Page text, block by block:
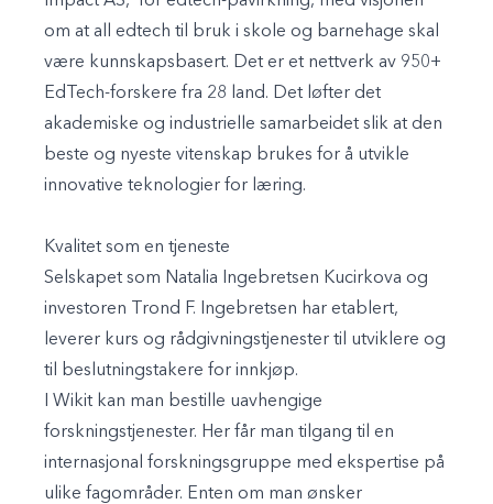
om at all edtech til bruk i skole og barnehage skal
være kunnskapsbasert. Det er et nettverk av 950+
EdTech-forskere fra 28 land. Det løfter det
akademiske og industrielle samarbeidet slik at den
beste og nyeste vitenskap brukes for å utvikle
innovative teknologier for læring.
Kvalitet som en tjeneste
Selskapet som Natalia Ingebretsen Kucirkova og
investoren Trond F. Ingebretsen har etablert,
leverer kurs og rådgivningstjenester til utviklere og
til beslutningstakere for innkjøp.
I Wikit kan man bestille uavhengige
forskningstjenester. Her får man tilgang til en
internasjonal forskningsgruppe med ekspertise på
ulike fagområder. Enten om man ønsker